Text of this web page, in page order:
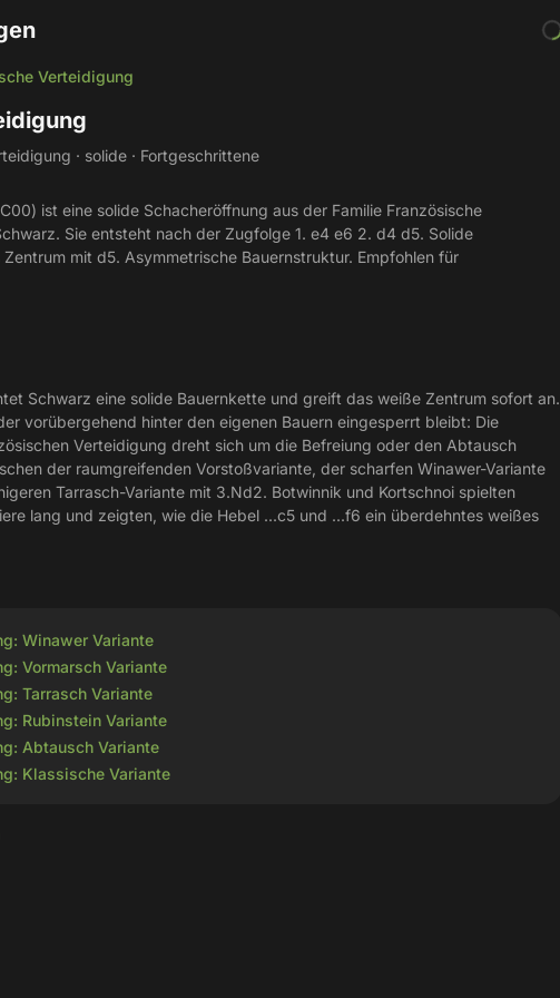
Verteidigung
· solide · Fortgeschrittene
ist eine solide Schacheröffnung aus der Familie Französische
Sie entsteht nach der Zugfolge 1. e4 e6 2. d4 d5. Solide
mit d5. Asymmetrische Bauernstruktur. Empfohlen für
Schwarz eine solide Bauernkette und greift das weiße Zentrum sofort an.
vorübergehend hinter den eigenen Bauern eingesperrt bleibt: Die
Verteidigung dreht sich um die Befreiung oder den Abtausch
der raumgreifenden Vorstoßvariante, der scharfen Winawer-Variante
Tarrasch-Variante mit 3.Nd2. Botwinnik und Kortschnoi spielten
lang und zeigten, wie die Hebel ...c5 und ...f6 ein überdehntes weißes
Winawer Variante
Vormarsch Variante
Tarrasch Variante
Rubinstein Variante
Abtausch Variante
Klassische Variante